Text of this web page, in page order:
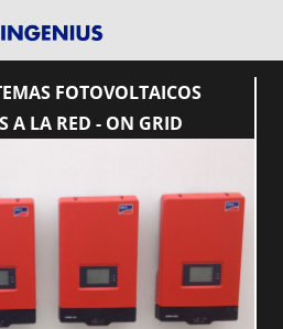
FOTOVOLTAICOS
A LA RED - ON GRID